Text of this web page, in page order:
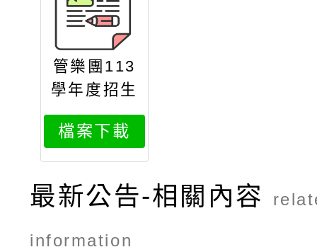
管樂團113
學年度招生
甄選會簡章
檔案下載
最新公告-相關內容
information